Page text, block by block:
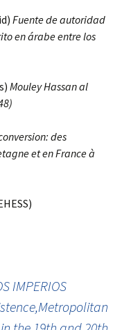
Fuente de autoridad
en árabe entre los
Mouley Hassan al
des
et en France à
IMPERIOS